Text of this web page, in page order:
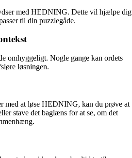
med HEDNING. Dette vil hjælpe dig
til din puzzlegåde.
omhyggeligt. Nogle gange kan ordets
løsningen.
med at løse HEDNING, kan du prøve at
stave det baglæns for at se, om det